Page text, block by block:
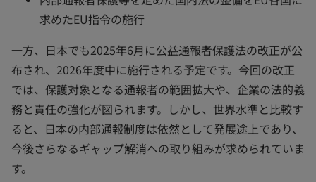
求めたEU指令の施行
一方、日本でも2025年6月に公益通報者保護法の改正が公
布され、2026年度中に施行される予定です。今回の改正
では、保護対象となる通報者の範囲拡大や、企業の法的義
務と責任の強化が図られます。しかし、世界水準と比較す
ると、日本の内部通報制度は依然として発展途上であり、
今後さらなるギャップ解消への取り組みが求められていま
す。